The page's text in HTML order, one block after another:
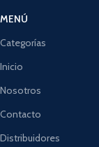
MENÚ
Categorías
Inicio
Nosotros
Contacto
Distribuidores